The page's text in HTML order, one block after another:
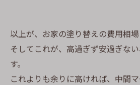
以上が、お家の塗り替えの費用相場
そしてこれが、高過ぎず安過ぎな
す。
これよりも余りに高ければ、中間